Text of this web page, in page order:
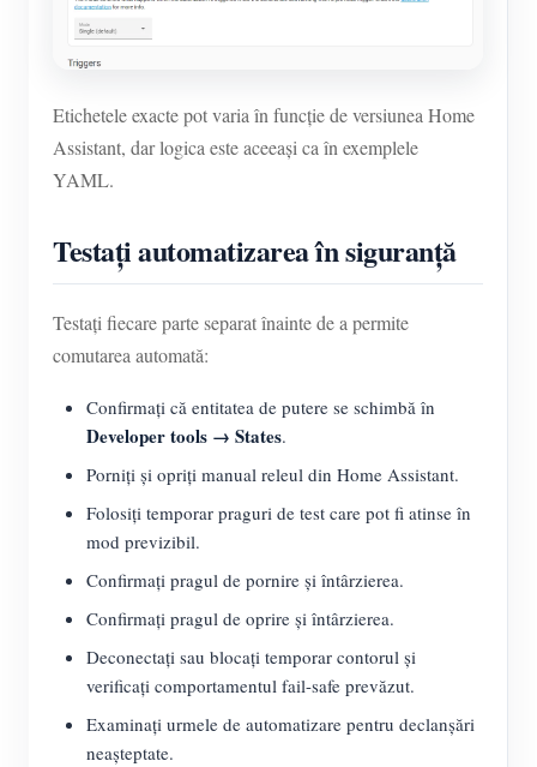
Etichetele exacte pot varia în funcție de versiunea Home
Assistant, dar logica este aceeași ca în exemplele
YAML.
Testați automatizarea în siguranță
Testați fiecare parte separat înainte de a permite
comutarea automată:
Confirmați că entitatea de putere se schimbă în
Developer tools → States.
Porniți și opriți manual releul din Home Assistant.
Folosiți temporar praguri de test care pot fi atinse în
mod previzibil.
Confirmați pragul de pornire și întârzierea.
Confirmați pragul de oprire și întârzierea.
Deconectați sau blocați temporar contorul și
verificați comportamentul fail-safe prevăzut.
Examinați urmele de automatizare pentru declanșări
neașteptate.